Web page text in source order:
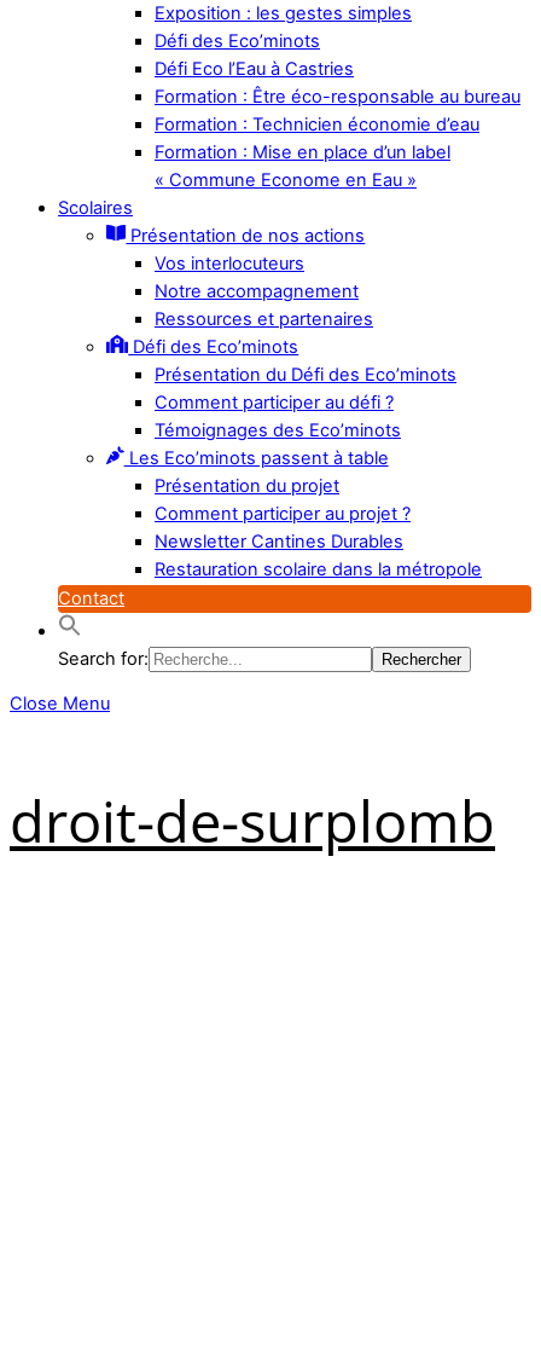
Exposition : les gestes simples
Défi des Eco’minots
Défi Eco l’Eau à Castries
Formation : Être éco-responsable au bureau
Formation : Technicien économie d’eau
Formation : Mise en place d’un label
« Commune Econome en Eau »
Scolaires
Présentation de nos actions
Vos interlocuteurs
Notre accompagnement
Ressources et partenaires
Défi des Eco’minots
Présentation du Défi des Eco’minots
Comment participer au défi ?
Témoignages des Eco’minots
Les Eco’minots passent à table
Présentation du projet
Comment participer au projet ?
Newsletter Cantines Durables
Restauration scolaire dans la métropole
Contact
Search for:
Close Menu
droit-de-surplomb